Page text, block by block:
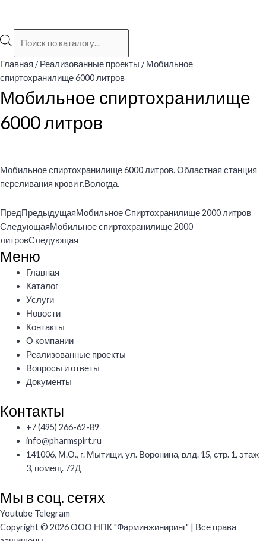
товаров
Главная /Реализованные проекты / Мобильное
спиртохранилище 6000 литров
Мобильное спиртохранилище
6000 литров
Мобильное спиртохранилище 6000 литров. Областная станция
переливания крови г.Вологда.
ПредПредыдущаяМобильное Спиртохранилище 2000 литров
СледующаяМобильное спиртохранилище 2000
литровСледующая
Меню
Меню
Главная
Каталог
Услуги
Новости
Контакты
О компании
Реализованные проекты
Вопросы и ответы
Документы
Контакты
+7 (495) 266-62-89
info@pharmspirt.ru
141006, М.О., г. Мытищи, ул. Воронина, влд. 15, стр. 1, этаж
3, помещ. 72Д
Мы в соц. сетях
Youtube Telegram
Copyright © 2026 ООО НПК "Фарминжиниринг" | Все права